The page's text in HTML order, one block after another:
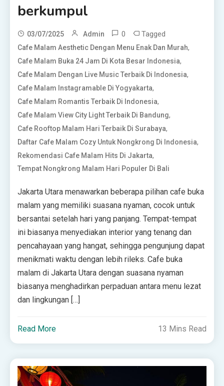
berkumpul
03/07/2025 Admin 0 Tagged
Cafe Malam Aesthetic Dengan Menu Enak Dan Murah,
Cafe Malam Buka 24 Jam Di Kota Besar Indonesia,
Cafe Malam Dengan Live Music Terbaik Di Indonesia,
Cafe Malam Instagramable Di Yogyakarta,
Cafe Malam Romantis Terbaik Di Indonesia,
Cafe Malam View City Light Terbaik Di Bandung,
Cafe Rooftop Malam Hari Terbaik Di Surabaya,
Daftar Cafe Malam Cozy Untuk Nongkrong Di Indonesia,
Rekomendasi Cafe Malam Hits Di Jakarta,
Tempat Nongkrong Malam Hari Populer Di Bali
Jakarta Utara menawarkan beberapa pilihan cafe buka
malam yang memiliki suasana nyaman, cocok untuk
bersantai setelah hari yang panjang. Tempat-tempat
ini biasanya menyediakan interior yang tenang dan
pencahayaan yang hangat, sehingga pengunjung dapat
menikmati waktu dengan lebih rileks. Cafe buka
malam di Jakarta Utara dengan suasana nyaman
biasanya menghadirkan perpaduan antara menu lezat
dan lingkungan […]
Read More 13 Mins Read